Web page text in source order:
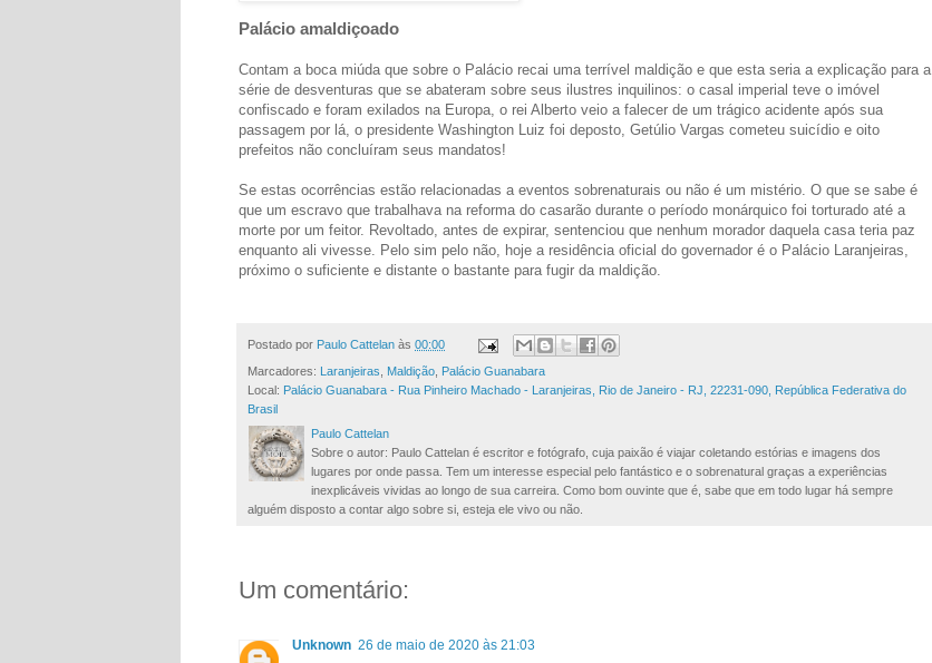
Palácio amaldiçoado
Contam a boca miúda que sobre o Palácio recai uma terrível maldição e que esta seria a explicação para a
série de desventuras que se abateram sobre seus ilustres inquilinos: o casal imperial teve o imóvel
confiscado e foram exilados na Europa, o rei Alberto veio a falecer de um trágico acidente após sua
passagem por lá, o presidente Washington Luiz foi deposto, Getúlio Vargas cometeu suicídio e oito
prefeitos não concluíram seus mandatos!
Se estas ocorrências estão relacionadas a eventos sobrenaturais ou não é um mistério. O que se sabe é
que um escravo que trabalhava na reforma do casarão durante o período monárquico foi torturado até a
morte por um feitor. Revoltado, antes de expirar, sentenciou que nenhum morador daquela casa teria paz
enquanto ali vivesse. Pelo sim pelo não, hoje a residência oficial do governador é o Palácio Laranjeiras,
próximo o suficiente e distante o bastante para fugir da maldição.
Postado por Paulo Cattelan às 00:00
Marcadores: Laranjeiras Maldição
Palácio Guanabara
Local: Palácio Guanabara - Rua Pinheiro Machado - Laranjeiras, Rio de Janeiro - RJ, 22231-090, República Federativa do
Brasil
Paulo Cattelan
Sobre o autor: Paulo Cattelan é escritor e fotógrafo, cuja paixão é viajar coletando estórias e imagens dos
lugares por onde passa. Tem um interesse especial pelo fantástico e o sobrenatural graças a experiências
inexplicáveis vividas ao longo de sua carreira. Como bom ouvinte que é, sabe que em todo lugar há sempre
alguém disposto a contar algo sobre si, esteja ele vivo ou não.
Um comentário:
Unknown 26 de maio de 2020 às 21:03